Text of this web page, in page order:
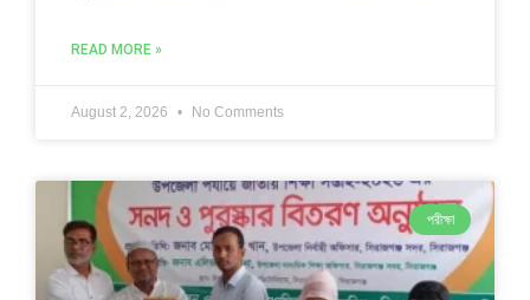
READ MORE »
August 2, 2026 No Comments
পরীক্ষা